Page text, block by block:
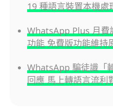
19 種語言裝置本機處
WhatsApp Plus 月費
功能 免費版功能維持
WhatsApp 騙徒識「
回應 馬上轉語言流利